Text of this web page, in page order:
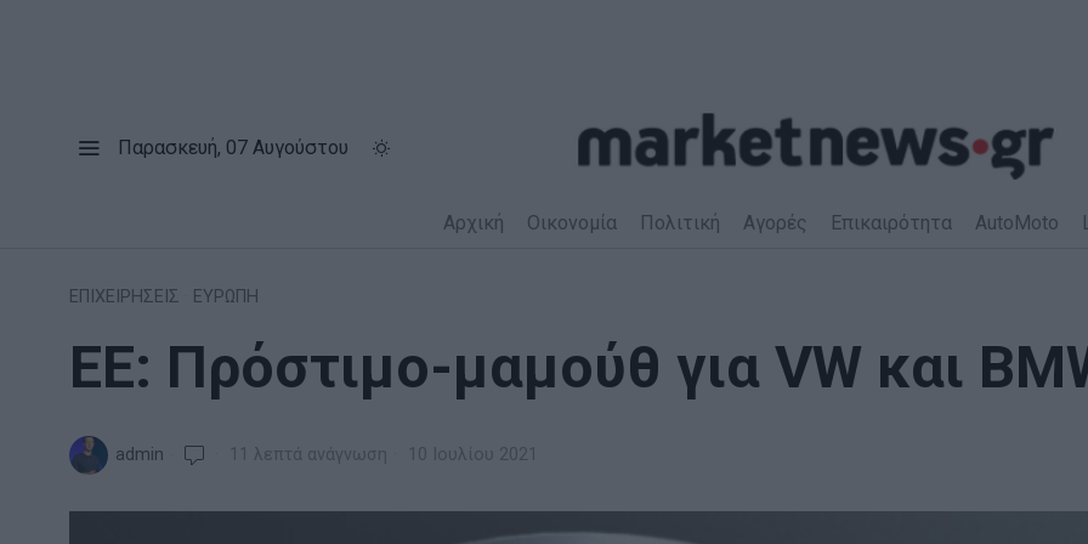
Παρασκευή, 07 Αυγούστου
Αρχική Οικονομία Πολιτική Αγορές Επικαιρότητα AutoMoto
ΕΠΙΧΕΙΡΗΣΕΙΣ ΕΥΡΩΠΗ
ΕΕ: Πρόστιμο-μαμούθ για VW και
admin 11 λεπτά ανάγνωση 10 Ιουλίου 2021